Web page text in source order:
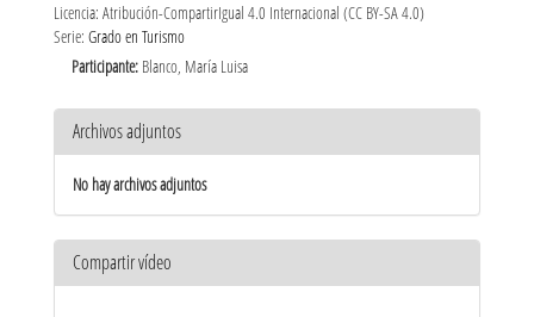
Licencia: Atribución-CompartirIgual 4.0 Internacional (CC BY-SA 4.0)
Serie: Grado en Turismo
Participante: Blanco, María Luisa
Archivos adjuntos
No hay archivos adjuntos
Compartir vídeo